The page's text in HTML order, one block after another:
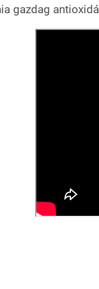
gazdag